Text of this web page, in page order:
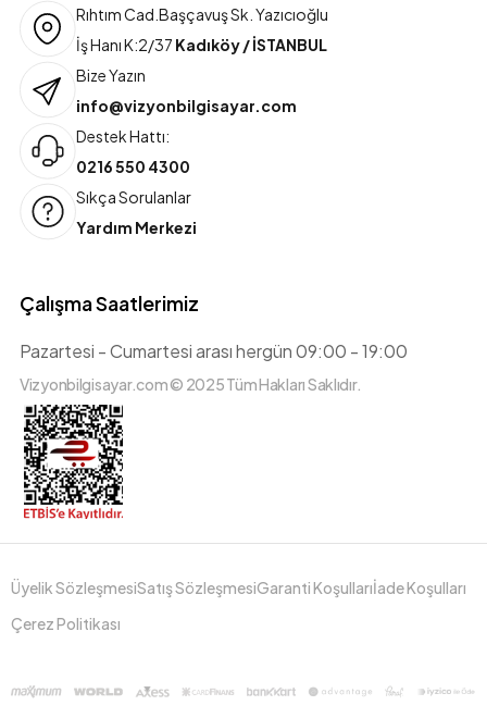
Rıhtım Cad.Başçavuş Sk. Yazıcıoğlu
İş Hanı K:2/37 Kadıköy / İSTANBUL
Bize Yazın
info@vizyonbilgisayar.com
Destek Hattı:
0216 550 4300
Sıkça Sorulanlar
Yardım Merkezi
Çalışma Saatlerimiz
Pazartesi - Cumartesi arası hergün 09:00 - 19:00
Vizyonbilgisayar.com © 2025 Tüm Hakları Saklıdır.
Üyelik SözleşmesiSatış SözleşmesiGaranti Koşullarıİade Koşulları
Çerez Politikası